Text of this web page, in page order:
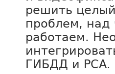
решить
проблем, над
работаем.
ГИБДД и РСА.